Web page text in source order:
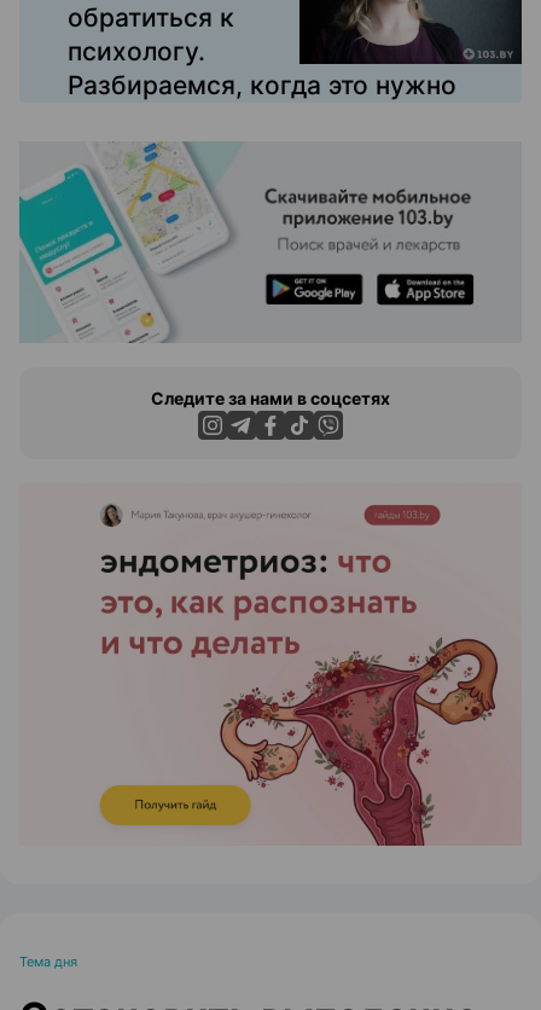
обратиться к
психологу.
Разбираемся, когда это нужно
Следите за нами в соцсетях
ЭФФЕКТИВНАЯ РЕКЛАМА НА САЙТЕ
Тема дня